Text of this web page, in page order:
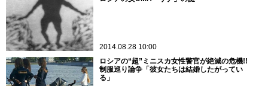
2014.08.28 10:00
ロシアの“超”ミニスカ女性警官が絶滅の危機!!
制服巡り論争「彼女たちは結婚したがってい
る」